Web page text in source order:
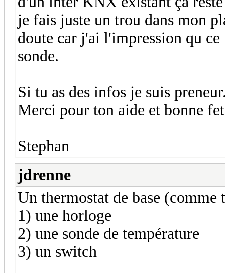
je fais juste un trou dans mon
doute car j'ai l'impression qu
sonde.
Si tu as des infos je suis
Merci pour ton aide et bonne
Stephan
jdrenne
Un thermostat de base (comme
1) une horloge
2) une sonde de température
3) un switch